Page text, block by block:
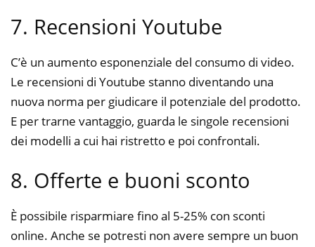
7. Recensioni Youtube
C’è un aumento esponenziale del consumo di video.
Le recensioni di Youtube stanno diventando una
nuova norma per giudicare il potenziale del prodotto.
E per trarne vantaggio, guarda le singole recensioni
dei modelli a cui hai ristretto e poi confrontali.
8. Offerte e buoni sconto
È possibile risparmiare fino al 5-25% con sconti
online. Anche se potresti non avere sempre un buon